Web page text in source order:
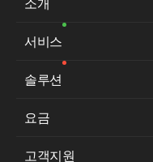
소개
서비스
솔루션
요금
고객지원